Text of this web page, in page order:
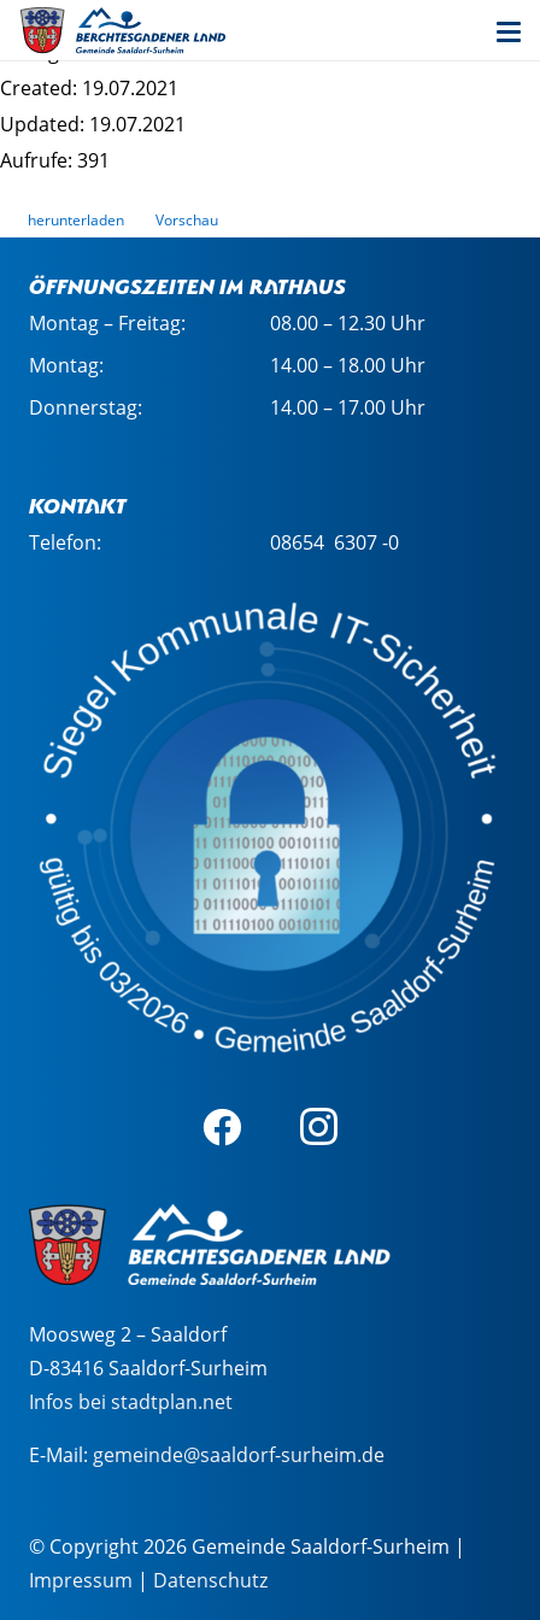
Bekanntmachung Aufhebung "Gausburg"
Dateigrösse: 764.41 KB
Created: 19.07.2021
Updated: 19.07.2021
Aufrufe: 391
herunterladen Vorschau
Öffnungszeiten im Rathaus
Montag – Freitag:
08.00 – 12.30 Uhr
Montag:
14.00 – 18.00 Uhr
Donnerstag:
14.00 – 17.00 Uhr
Kontakt
Telefon: 08654 6307 -0
Moosweg 2 – Saaldorf
D-83416 Saaldorf-Surheim
Infos bei stadtplan.net
E-Mail: gemeinde@saaldorf-surheim.de
© Copyright 2026 Gemeinde Saaldorf-Surheim |
Impressum | Datenschutz